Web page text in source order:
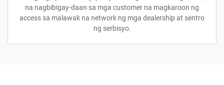
na nagbibigay-daan sa mga customer na magkaroon ng
access sa malawak na network ng mga dealership at sentro
ng serbisyo.